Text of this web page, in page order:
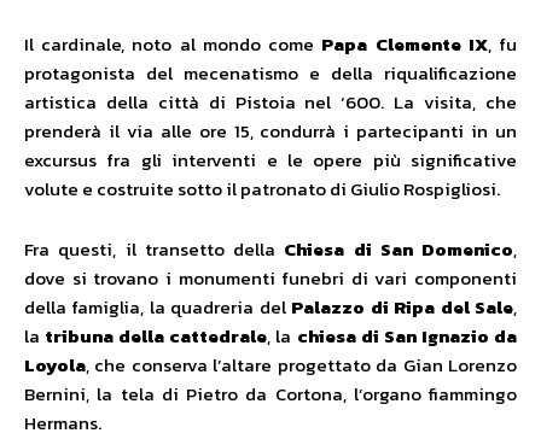
Il cardinale, noto al mondo come Papa Clemente IX, fu
protagonista del mecenatismo e della riqualificazione
artistica della città di Pistoia nel ‘600. La visita, che
prenderà il via alle ore 15, condurrà i partecipanti in un
excursus fra gli interventi e le opere più significative
volute e costruite sotto il patronato di Giulio Rospigliosi.
Fra questi, il transetto della Chiesa di San Domenico,
dove si trovano i monumenti funebri di vari componenti
della famiglia, la quadreria del Palazzo di Ripa del Sale,
la tribuna della cattedrale, la chiesa di San Ignazio da
Loyola, che conserva l’altare progettato da Gian Lorenzo
Bernini, la tela di Pietro da Cortona, l’organo fiammingo
Hermans.